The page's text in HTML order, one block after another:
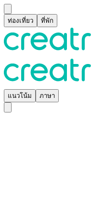
ท่องเที่ยว ที่พัก
แนวโน้ม ภาษา